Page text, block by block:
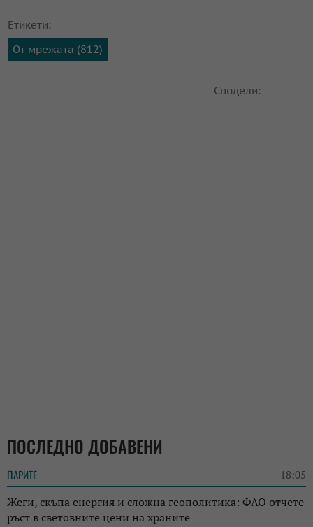
Етикети:
От мрежата (812)
Сподели:
ПОСЛЕДНО ДОБАВЕНИ
ПАРИТЕ 18:05
Жеги, скъпа енергия и сложна геополитика: ФАО отчете
ръст в световните цени на храните